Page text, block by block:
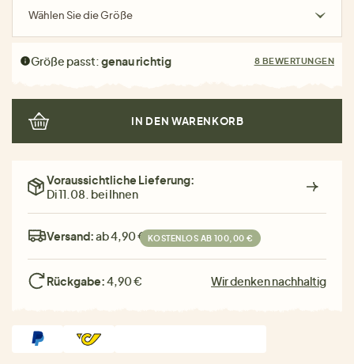
Wählen Sie die Größe
Größe passt:genau richtig 8 BEWERTUNGEN
IN DEN WARENKORB
Voraussichtliche Lieferung:
Di 11.08. bei Ihnen
Versand:ab 4,90 € KOSTENLOS AB 100,00 €
Rückgabe:4,90 € Wir denken nachhaltig